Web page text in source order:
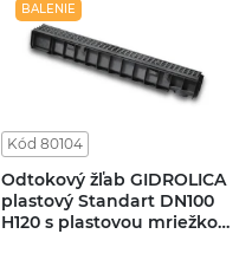
Kód 80104
Odtokový žľab GIDROLICA
plastový Standart DN100
H120 s plastovou mriežkou
BALENIE